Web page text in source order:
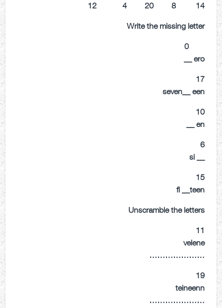
14 8 20 4 12
Write the missing letter
0
ero __
17
seven__ een
10
en __
6
__ si
15
fi __teen
Unscramble the letters
11
velene
…………………
19
teineenn
…………………